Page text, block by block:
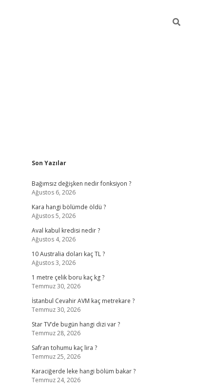
Sidebar
Son Yazılar
Bağımsız değişken nedir fonksiyon ?
Ağustos 6, 2026
Kara hangi bölümde öldü ?
Ağustos 5, 2026
Aval kabul kredisi nedir ?
Ağustos 4, 2026
10 Australia doları kaç TL ?
Ağustos 3, 2026
1 metre çelik boru kaç kg ?
Temmuz 30, 2026
İstanbul Cevahir AVM kaç metrekare ?
Temmuz 30, 2026
Star TV’de bugün hangi dizi var ?
Temmuz 28, 2026
Safran tohumu kaç lira ?
Temmuz 25, 2026
Karaciğerde leke hangi bölüm bakar ?
Temmuz 24, 2026